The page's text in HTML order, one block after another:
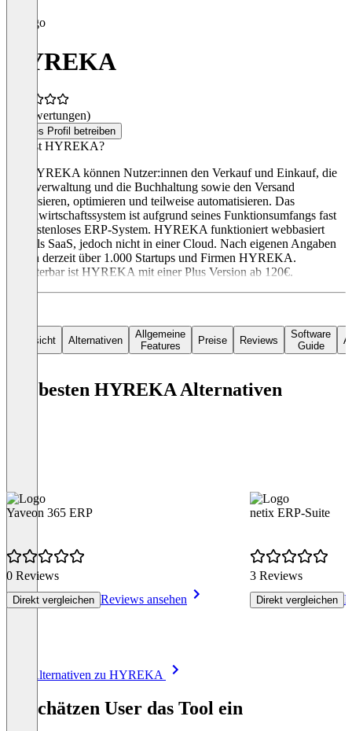
HYREKA
(0 Bewertungen)
Dieses Profil betreiben
Was ist HYREKA?
Mit HYREKA können Nutzer:innen den Verkauf und Einkauf, die
Lagerverwaltung und die Buchhaltung sowie den Versand
organisieren, optimieren und teilweise automatisieren. Das
Warenwirtschaftssystem ist aufgrund seines Funktionsumfangs fast
ein kostenloses ERP-System. HYREKA funktioniert webbasiert
oder als SaaS, jedoch nicht in einer Cloud. Nach eigenen Angaben
nutzen derzeit über 1.000 Startups und Firmen HYREKA.
Erweiterbar ist HYREKA mit einer Plus Version ab 120€.
Übersicht Alternativen
Allgemeine
Features
Preise Reviews
Software
Guide
Die besten HYREKA Alternativen
Yaveon 365 ERP
0 Reviews
Direkt vergleichen Reviews ansehen
netix ERP-Suite
3 Reviews
Direkt vergleichen
Alle Alternativen zu HYREKA
So schätzen User das Tool ein